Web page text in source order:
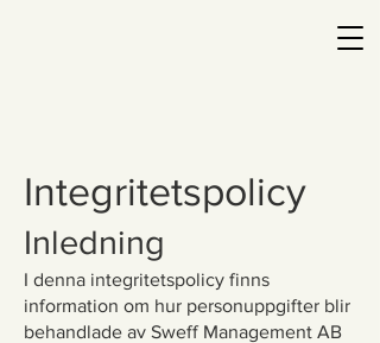
Integritetspolicy
Inledning
I denna integritetspolicy finns
information om hur personuppgifter blir
behandlade av Sweff Management AB